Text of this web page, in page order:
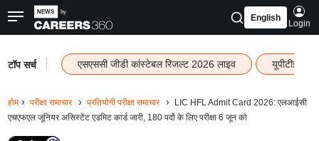
English
Login
टॉप सर्च एसएससी जीडी कांस्टेबल रिजल्ट 2026 लाइव यूपीटीईटी
होम परीक्षा समाचार प्रतियोगी परीक्षा समाचार
LIC HFL Admit Card 2026: एलआईसी
एचएफएल जूनियर असिस्टेंट एडमिट कार्ड जारी, 180 पदों के लिए परीक्षा 6 जून को